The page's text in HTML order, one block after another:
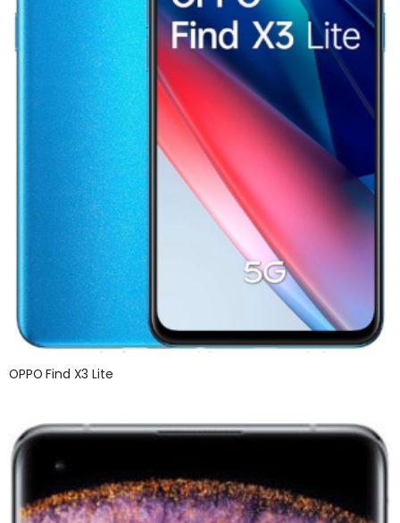
OPPO Find X3 Lite